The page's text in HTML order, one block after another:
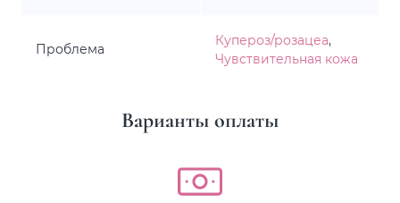
Проблема
Купероз/розацеа,
Чувствительная кожа
Варианты оплаты